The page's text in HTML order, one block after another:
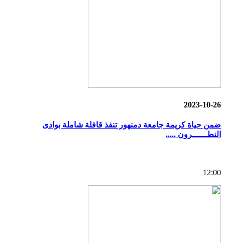
2023-10-26
ضمن حياة كريمة جامعة دمنهور تنفذ قافلة شاملة بوادى
النطــــــرون .....
12:00